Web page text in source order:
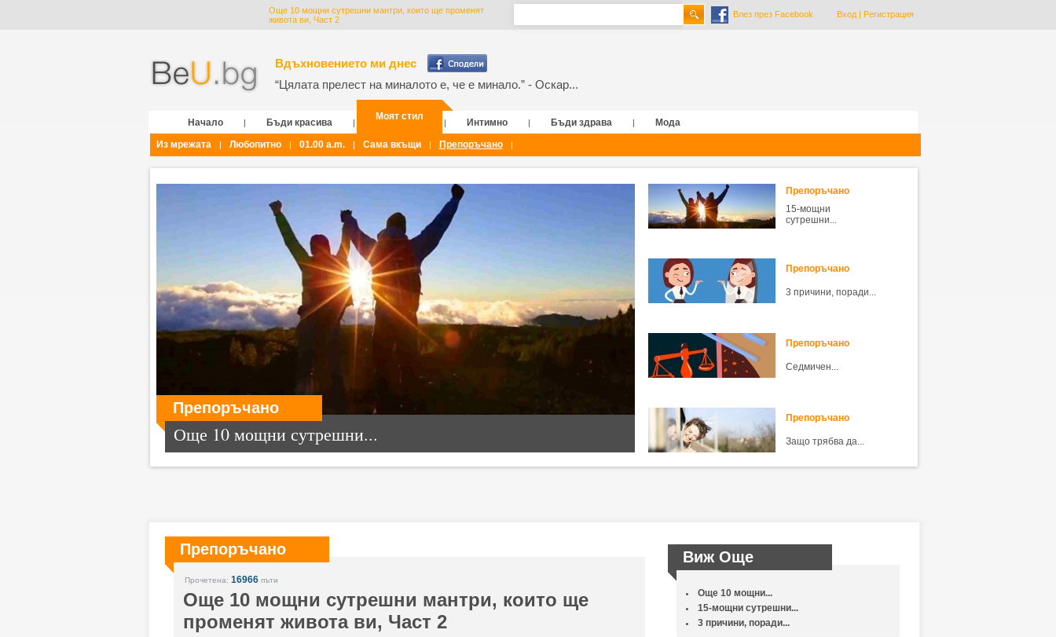
Още 10 мощни сутрешни мантри, които ще променят
живота ви, Част 2
Влез през Facebook Вход| Регистрация
Вдъхновението ми днес
“Цялата прелест на миналото е, че е минало.” - Оскар...
Начало | Бъди красива |
Моят стил
| Интимно | Бъди здрава |
Мода
Из мрежата
| Любопитно | 01.00 a.m. | Сама вкъщи | Препоръчано |
Препоръчано
Още 10 мощни сутрешни...
Препоръчано
15-мощни
сутрешни...
Препоръчано
3 причини, поради...
Препоръчано
Седмичен...
Препоръчано
Защо трябва да...
Препоръчано
Прочетена: 16966пъти
Още 10 мощни сутрешни мантри, които ще
променят живота ви, Част 2
Виж Още
Още 10 мощни...
15-мощни сутрешни...
3 причини, поради...